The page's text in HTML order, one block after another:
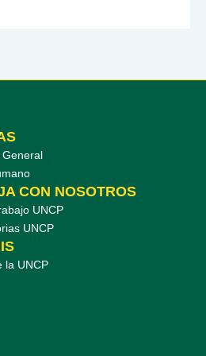
CON NOSOTROS
UNCP
UNCP
la UNCP